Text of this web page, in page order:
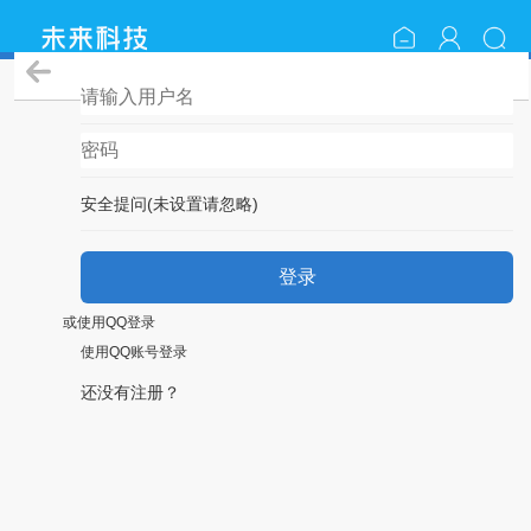
安全提问(未设置请忽略)
登录
或使用QQ登录
使用QQ账号登录
还没有注册？